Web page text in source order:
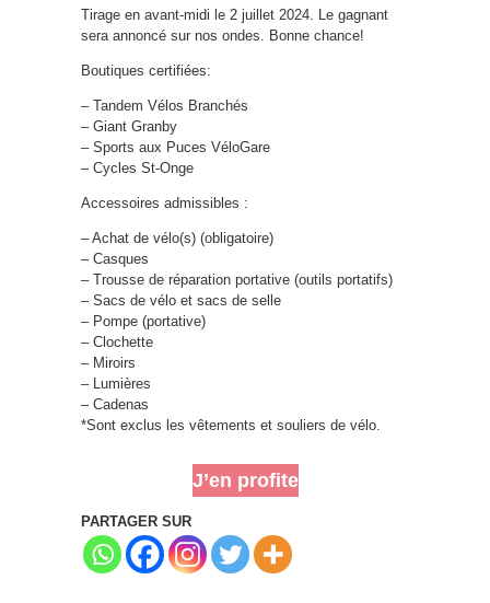
Tirage en avant-midi le 2 juillet 2024. Le gagnant
sera annoncé sur nos ondes. Bonne chance!
Boutiques certifiées:
– Tandem Vélos Branchés
– Giant Granby
– Sports aux Puces VéloGare
– Cycles St-Onge
Accessoires admissibles :
– Achat de vélo(s) (obligatoire)
– Casques
– Trousse de réparation portative (outils portatifs)
– Sacs de vélo et sacs de selle
– Pompe (portative)
– Clochette
– Miroirs
– Lumières
– Cadenas
*Sont exclus les vêtements et souliers de vélo.
J’en profite
PARTAGER SUR